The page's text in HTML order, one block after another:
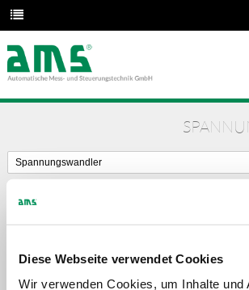
Diese Webseite verwendet Cookies
Wir verwenden Cookies, um Inhalte und
Spannungswandler